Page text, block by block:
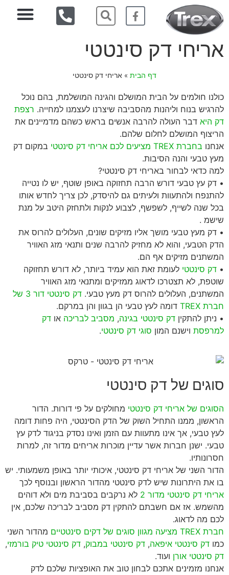
אריחי דק סינטטי
דף הבית » אריחי דק סינטטי
כולנו חולמים על הבית המושלם והגינה המושלמת, בהם נוכל
להרגיש בנוח וליהנות מהסביבה שיצרנו לעצמנו למחייה. רצפת
דק היא דבר העולה להרבה אנשים בראש כשהם מדמיינים את
הריצוף המושלם לחלום שלהם.
אנחנו בחברת TREX מציעים לכם אריחי דק סינטטי
במקום דק
מעץ טבעי והנה הסיבות.
למה כדאי לבחור באריחי דק סינטטי?
• דק עץ טבעי דורש הרבה תחזוקה באופן שוטף, יש לו נטייה
להתנפח ולהתעוות ולעיתים גם להיסדק, לכן צריך לחדש אותו
בכל שנה לשייף, לשפשף, לצבוע לנקות ולתחזק היטב על מנת
שישמ .
• דק מעץ טבעי מושך אליו מזיקים שונים, העלולים להרוס את
הדק הטבעי, והוא לא מחזיק להרבה שנים ותנאי מזג האוויר
המשתנים מזיקים אף הם.
• דק סינטטי לעומת זאת הוא עמיד ביותר, לא דורש תחזוקה
שוטפת, לא תצטרכו לדאוג ממזיקים ומתנאי מזג האוויר
המשתנים, העלולים להרוס דק מעץ טבעי.
דק סינטטי דור 3 של
חברת TREX
דומה לעץ טבעי הן בגוון והן במרקם.
• ניתן להתקין דק סינטטי בגינה, מסביב לבריכה או דק
למרפסת וישנם המון סוגי דק סינטטי.
סוגים של דק סינטטי
הסוגים של אריחי דק סינטטי מחולקים על פי דורות. הדור
הראשון, ממנו התחיל השוק של הדק הסינטטי, היה פחות דומה
לעץ טבעי, אך אינו מתעוות עם הזמן ואינו נסדק בניגוד לדק עץ
טבעי. ישנן חברות אשר עדיין מוכרות אריחים מדור זה, למרות
חסרונותיו.
הדור השני של אריחי דק סינטטי, איכותי יותר באופן משמעותי. יש
בו את היתרונות שיש לדק סינטטי מהדור הראשון ובנוסף לכך
אריחי דק סינטטי מדור 2
לא נרקבים בסביבת מים ולא דוהים
מהשמש. אז אם חשבתם להתקין דק מסביב לבריכה שלכם, אין
לכם מה לדאוג.
חברת TREX מציעה מגוון סוגים של דקים סינטטיים
מהדור השני
כמו דק סינטטי איפאה, דק סינטטי במבוק, דק סינטטי טיק בורמזי,
דק סינטטי אורן ועוד.
אנחנו מזמינים אתכם לבחון טוב את האופציות שלכם לדק